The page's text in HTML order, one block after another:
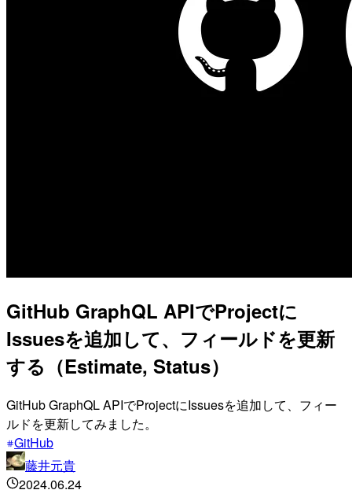
GitHub GraphQL APIでProjectに
Issuesを追加して、フィールドを更新
する（Estimate, Status）
GitHub GraphQL APIでProjectにIssuesを追加して、フィー
ルドを更新してみました。
GitHub
藤井元貴
2024.06.24